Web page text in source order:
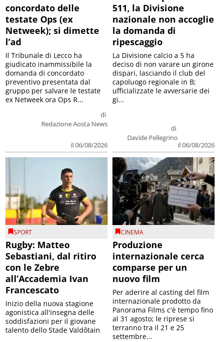
concordato delle
testate Ops (ex
Netweek); si dimette
l’ad
di
Redazione Aosta News
il 06/08/2026
Il Tribunale di Lecco ha
giudicato inammissibile la
domanda di concordato
preventivo presentata dal
gruppo per salvare le testate
ex Netweek ora Ops R...
511, la Divisione
nazionale non accoglie
la domanda di
ripescaggio
di
Davide Pellegrino
il 06/08/2026
La Divisione calcio a 5 ha
deciso di non varare un girone
dispari, lasciando il club del
capoluogo regionale in B;
ufficializzate le avversarie dei
gi...
SPORT
Rugby: Matteo
Sebastiani, dal ritiro
con le Zebre
all’Accademia Ivan
Francescato
Inizio della nuova stagione
agonistica all'insegna delle
soddisfazioni per il giovane
talento dello Stade Valdôtain
CINEMA
Produzione
internazionale cerca
comparse per un
nuovo film
Per aderire al casting del film
internazionale prodotto da
Panorama Films c'è tempo fino
al 31 agosto; le riprese si
terranno tra il 21 e 25
settembre...